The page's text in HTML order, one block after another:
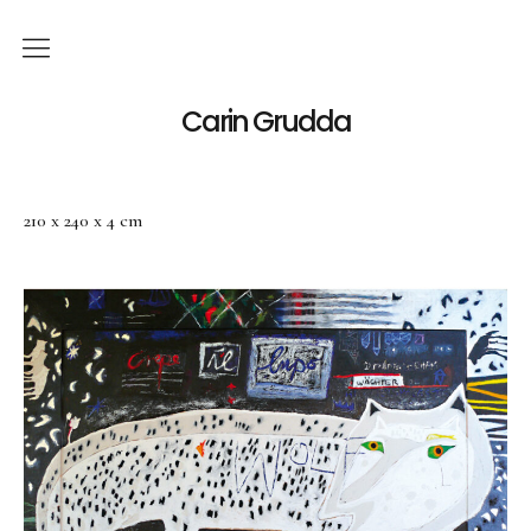
Carin Grudda
Deutsch
News
Ausstellungen
Einzelaustellungen
Gruppenausstellungen
Werk
210 x 240 x 4 cm